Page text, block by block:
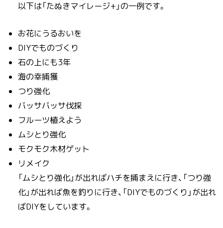
以下は「たぬきマイレージ+」の一例です。
お花にうるおいを
DIYでものづくり
石の上にも3年
海の幸捕獲
つり強化
バッサバッサ伐採
フルーツ植えよう
ムシとり強化
モクモク木材ゲット
リメイク
「ムシとり強化」が出ればハチを捕まえに行き、「つり強
化」が出れば魚を釣りに行き、「DIYでものづくり」が出れ
ばDIYをしています。